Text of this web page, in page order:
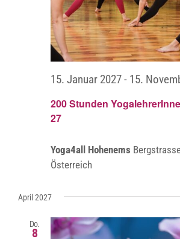
200 Stunden
27
15. Januar 2027- 15.
Yoga4all Hohenems
Österreich
April 2027
Do.
8